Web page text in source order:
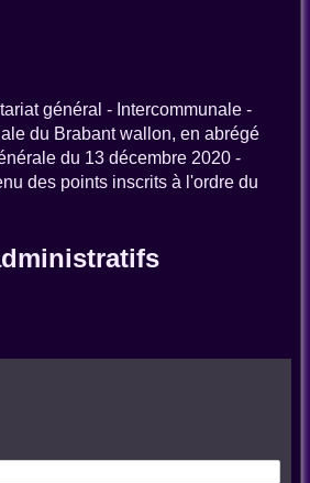
général - Intercommunale -
du Brabant wallon, en abrégé
du 13 décembre 2020 -
des points inscrits à l'ordre du